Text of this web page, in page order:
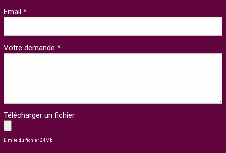
Email *
Votre demande *
Télécharger un fichier
Limite du fichier 24Mb